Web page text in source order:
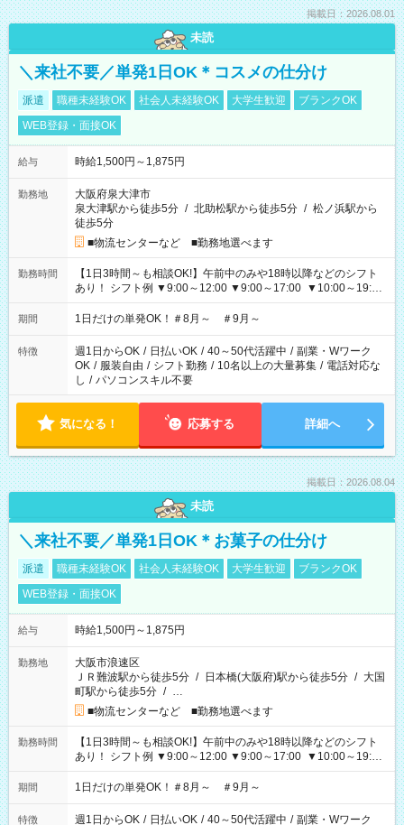
掲載日：2026.08.01
未読
＼来社不要／単発1日OK＊コスメの仕分け
派遣 職種未経験OK 社会人未経験OK 大学生歓迎
ブランクOK
WEB登録・面接OK
給与 時給1,500円～1,875円
勤務地
大阪府泉大津市
泉大津駅から徒歩5分 / 北助松駅から徒歩5分 / 松ノ浜駅から
徒歩5分
■物流センターなど ■勤務地選べます
勤務時間
【1日3時間～も相談OK!】午前中のみや18時以降などのシフト
あり！ シフト例 ▼9:00～12:00 ▼9:00～17:00 ▼10:00～19:00
▼18:00～21:00
期間 1日だけの単発OK！＃8月～ ＃9月～
特徴 週1日からOK / 日払いOK / 40～50代活躍中 / 副業・Wワーク
OK / 服装自由 / シフト勤務 / 10名以上の大量募集 / 電話対応な
し / パソコンスキル不要
気になる！ 応募する 詳細へ
掲載日：2026.08.04
未読
＼来社不要／単発1日OK＊お菓子の仕分け
派遣 職種未経験OK 社会人未経験OK 大学生歓迎
ブランクOK
WEB登録・面接OK
給与 時給1,500円～1,875円
勤務地
大阪市浪速区
ＪＲ難波駅から徒歩5分 / 日本橋(大阪府)駅から徒歩5分 / 大国
町駅から徒歩5分 / …
■物流センターなど ■勤務地選べます
勤務時間
【1日3時間～も相談OK!】午前中のみや18時以降などのシフト
あり！ シフト例 ▼9:00～12:00 ▼9:00～17:00 ▼10:00～19:00
▼18:00～21:00
期間 1日だけの単発OK！＃8月～ ＃9月～
特徴 週1日からOK / 日払いOK / 40～50代活躍中 / 副業・Wワーク